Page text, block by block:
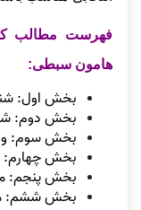
فهرست مطالب
هامون سبطی:
بخش اول:
بخش دوم:
بخش سوم:
بخش چهارم:
بخش پنجم:
بخش ششم: